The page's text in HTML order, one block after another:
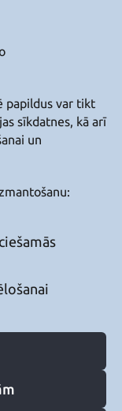
papildus var tikt
sīkdatnes, kā arī
un